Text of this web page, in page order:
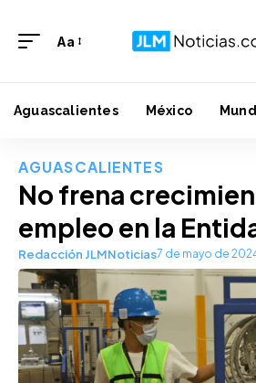
Aa
Aguascalientes México
AGUASCALIENTES
No frena
empleo en la
Redacción JLMNoticias7 de mayo de